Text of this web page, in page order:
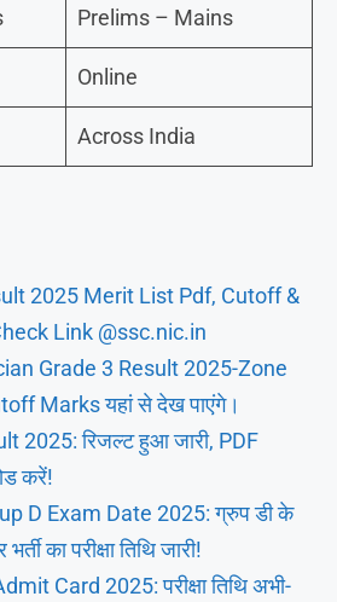
Prelims – Mains
Online
Across India
2025 Merit List Pdf, Cutoff &
Link @ssc.nic.in
Grade 3 Result 2025-Zone
Marks यहां से देख पाएंगे।
2025: रिजल्ट हुआ जारी, PDF
करें!
D Exam Date 2025: ग्रुप डी के
का परीक्षा तिथि जारी!
Card 2025: परीक्षा तिथि अभी-